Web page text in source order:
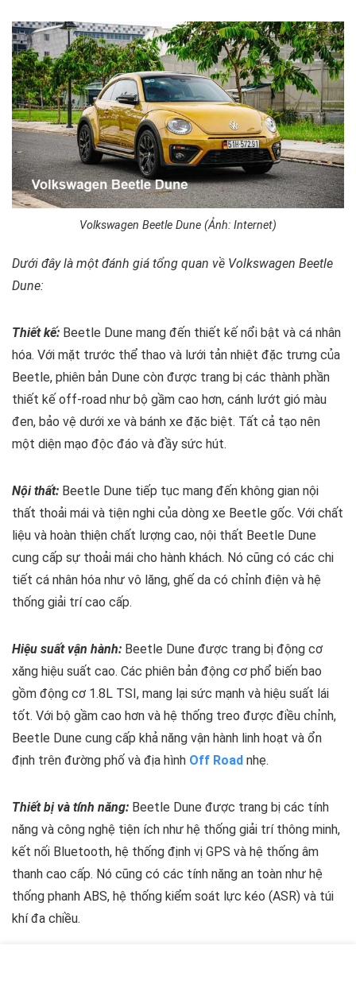
Volkswagen Beetle Dune (Ảnh: Internet)
Dưới đây là một đánh giá tổng quan về Volkswagen Beetle
Dune:
Thiết kế: Beetle Dune mang đến thiết kế nổi bật và cá nhân
hóa. Với mặt trước thể thao và lưới tản nhiệt đặc trưng của
Beetle, phiên bản Dune còn được trang bị các thành phần
thiết kế off-road như bộ gầm cao hơn, cánh lướt gió màu
đen, bảo vệ dưới xe và bánh xe đặc biệt. Tất cả tạo nên
một diện mạo độc đáo và đầy sức hút.
Nội thất: Beetle Dune tiếp tục mang đến không gian nội
thất thoải mái và tiện nghi của dòng xe Beetle gốc. Với chất
liệu và hoàn thiện chất lượng cao, nội thất Beetle Dune
cung cấp sự thoải mái cho hành khách. Nó cũng có các chi
tiết cá nhân hóa như vô lăng, ghế da có chỉnh điện và hệ
thống giải trí cao cấp.
Hiệu suất vận hành: Beetle Dune được trang bị động cơ
xăng hiệu suất cao. Các phiên bản động cơ phổ biến bao
gồm động cơ 1.8L TSI, mang lại sức mạnh và hiệu suất lái
tốt. Với bộ gầm cao hơn và hệ thống treo được điều chỉnh,
Beetle Dune cung cấp khả năng vận hành linh hoạt và ổn
định trên đường phố và địa hình Off Road nhẹ.
Thiết bị và tính năng: Beetle Dune được trang bị các tính
năng và công nghệ tiện ích như hệ thống giải trí thông minh,
kết nối Bluetooth, hệ thống định vị GPS và hệ thống âm
thanh cao cấp. Nó cũng có các tính năng an toàn như hệ
thống phanh ABS, hệ thống kiểm soát lực kéo (ASR) và túi
khí đa chiều.